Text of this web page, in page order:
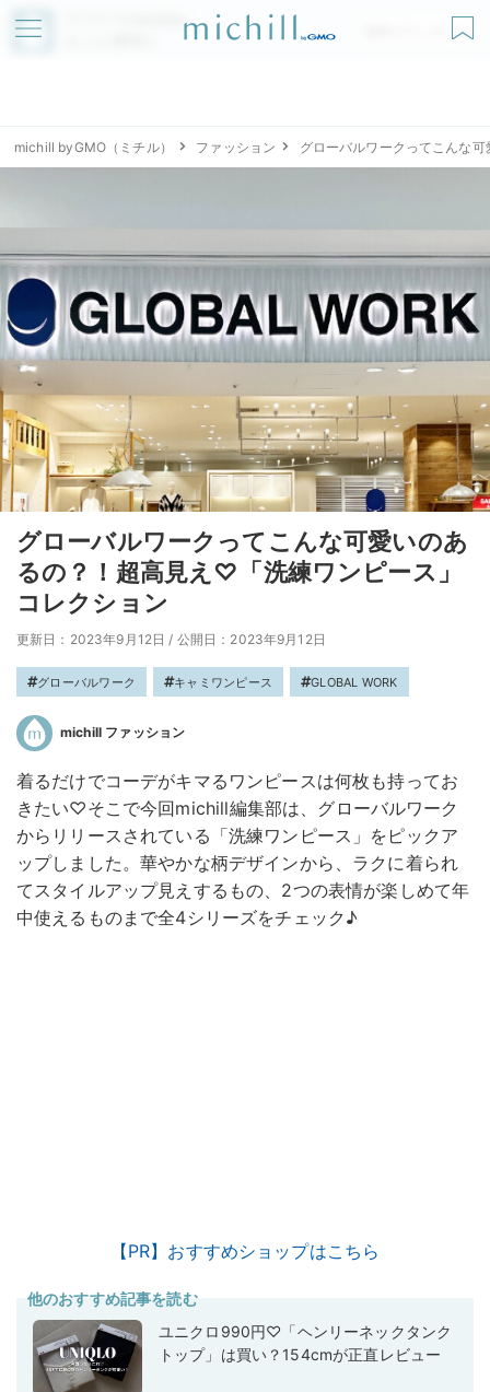
アプリでmichillが
無料ダウンロード
michill byGMO（ミチル） ファッション グローバルワークってこんな
グローバルワークってこんな可愛いのあ
るの？！超高見え♡「洗練ワンピース」
コレクション
更新日：2023年9月12日 / 公開日：2023年9月12日
グローバルワーク キャミワンピース GLOBAL WORK
michill ファッション
着るだけでコーデがキマるワンピースは何枚も持ってお
きたい♡そこで今回michill編集部は、グローバルワーク
からリリースされている「洗練ワンピース」をピックア
ップしました。華やかな柄デザインから、ラクに着られ
てスタイルアップ見えするもの、2つの表情が楽しめて年
中使えるものまで全4シリーズをチェック♪
【PR】おすすめショップはこちら
他のおすすめ記事を読む
ユニクロ990円♡「ヘンリーネックタンク
トップ」は買い？154cmが正直レビュー